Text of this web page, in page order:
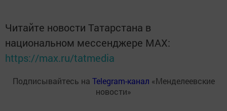
Читайте новости Татарстана в
национальном мессенджере MАХ:
https://max.ru/tatmedia
Подписывайтесь на Telegram-канал «Менделеевские
новости»